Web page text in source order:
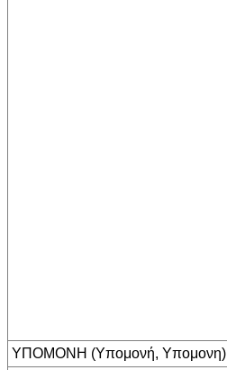
ΥΠΟΜΟΝΗ (Υπομονή, Υπομονη)